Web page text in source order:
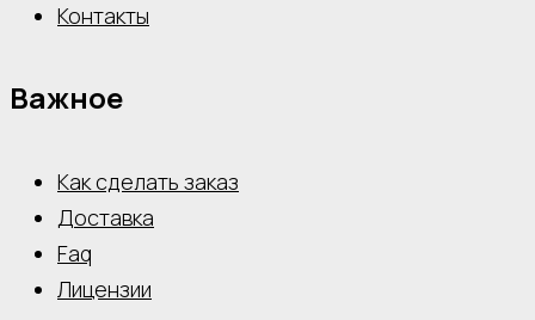
Контакты
Важное
Как сделать заказ
Доставка
Faq
Лицензии